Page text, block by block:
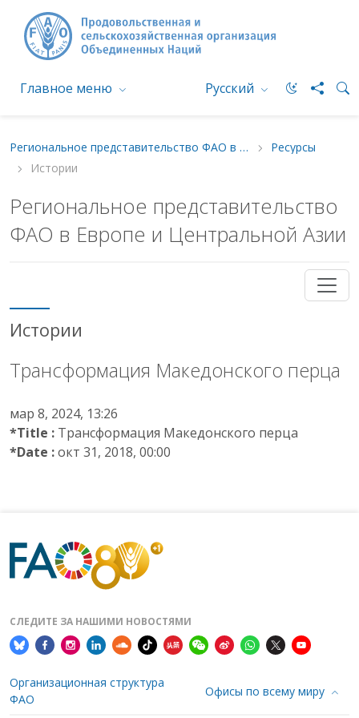
Главное меню Русский
Региональное представительство ФАО в Европе и Центральной Азии
Ресурсы
Истории
Региональное представительство
ФАО в Европе и Центральной Азии
Истории
Трансформация Македонского перца
мар 8, 2024, 13:26
*Title : Трансформация Македонского перца
*Date :окт 31, 2018, 00:00
СЛЕДИТЕ ЗА НАШИМИ НОВОСТЯМИ
Организационная структура
ФАО
Офисы по всему миру